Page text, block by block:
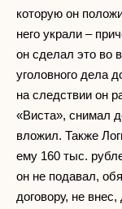
которую он
него украли –
он сделал это во
уголовного дела
на следствии он
«Виста», снимал
вложил. Также
ему 160 тыс.
он не подавал,
договору, не